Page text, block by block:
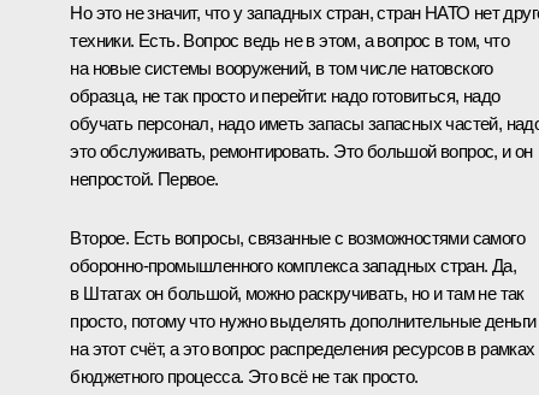
Но это не значит, что у западных стран, стран НАТО нет
техники. Есть. Вопрос ведь не в этом, а вопрос в том, что
на новые системы вооружений, в том числе натовского
образца, не так просто и перейти: надо готовиться, надо
обучать персонал, надо иметь запасы запасных частей,
это обслуживать, ремонтировать. Это большой вопрос, и он
непростой. Первое.
Второе. Есть вопросы, связанные с возможностями самого
оборонно-промышленного комплекса западных стран. Да,
в Штатах он большой, можно раскручивать, но и там не так
просто, потому что нужно выделять дополнительные деньги
на этот счёт, а это вопрос распределения ресурсов в рамках
бюджетного процесса. Это всё не так просто.